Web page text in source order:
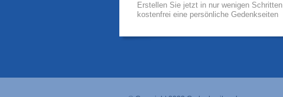
Erstellen Sie jetzt in nur wenigen Schritten
kostenfrei eine persönliche Gedenkseiten